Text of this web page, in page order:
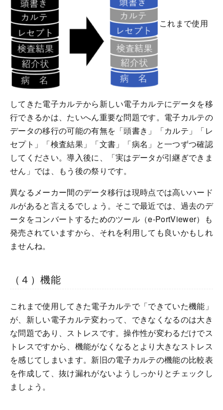
これまで使用
してきた電子カルテから新しい電子カルテにデータを移
行できるかは、たいへん重要な問題です。電子カルテの
データの移行の可能の有無を「頭書き」「カルテ」「レ
セプト」「検査結果」「文書」「病名」と一つずつ確認
してください。導入後に、「実はデータが引継ぎできま
せん」では、もう後の祭りです。
異なるメーカー間のデータ移行は現時点では高いハード
ルがあると言えるでしょう。そこで最近では、過去のデ
ータをコンバートするためのツール（e-PortViewer）も
発売されていますから、それを利用しても良いかもしれ
ませんね。
（４）機能
これまで使用してきた電子カルテで「できていた機能」
が、新しい電子カルテ変わって、できなくなるのは大き
な問題であり、ストレスです。操作性が変わるだけでス
トレスですから、機能がなくなるとより大きなストレス
を感じてしまいます。新旧の電子カルテの機能の比較表
を作成して、抜け漏れがないようしっかりとチェックし
ましょう。